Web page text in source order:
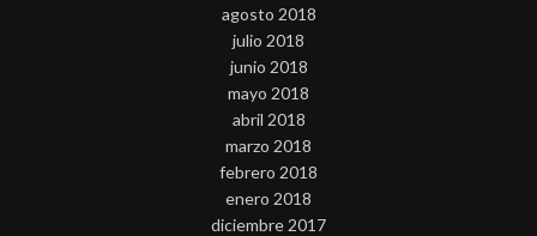
agosto 2018
julio 2018
junio 2018
mayo 2018
abril 2018
marzo 2018
febrero 2018
enero 2018
diciembre 2017